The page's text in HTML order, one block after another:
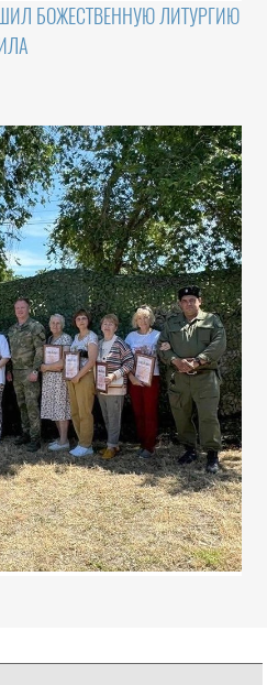
БОЖЕСТВЕННУЮ ЛИТУРГИЮ